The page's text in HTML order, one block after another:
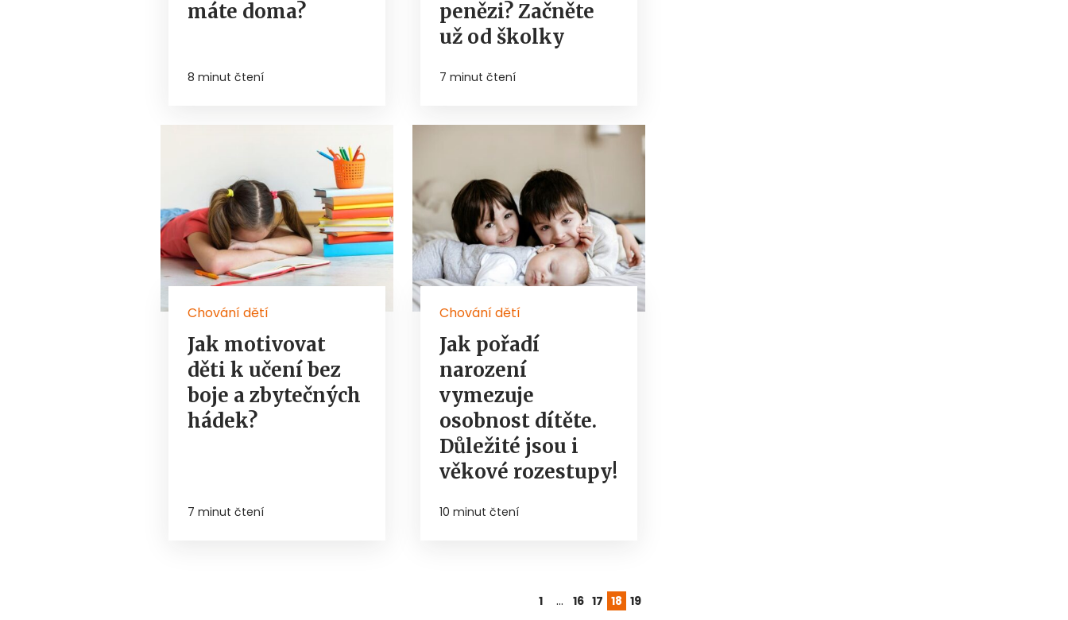
máte doma?
8 minut čtení
penězi? Začněte
už od školky
7 minut čtení
Chování dětí
Jak motivovat
děti k učení bez
boje a zbytečných
hádek?
7 minut čtení
Chování dětí
Jak pořadí
narození
vymezuje
osobnost dítěte.
Důležité jsou i
věkové rozestupy!
10 minut čtení
1 … 16 17 18 19